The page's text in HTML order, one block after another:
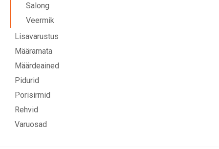
Salong
Veermik
Lisavarustus
Määramata
Määrdeained
Pidurid
Porisirmid
Rehvid
Varuosad